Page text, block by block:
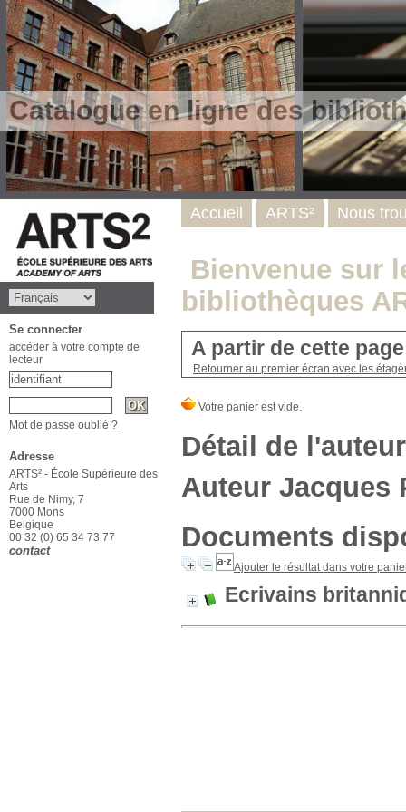
Catalogue en ligne des
Bienvenue sur
bibliothèques
A partir de cette
Retourner au premier écran avec les
Détail de l'auteur
Auteur Jacques
Documents
Ajouter le résultat dans votre
Ecrivains
Accueil ARTS² Nous
Se connecter
accéder à votre compte de
lecteur
Mot de passe oublié ?
Adresse
ARTS² - École Supérieure des
Arts
Rue de Nimy, 7
7000 Mons
Belgique
00 32 (0) 65 34 73 77
contact